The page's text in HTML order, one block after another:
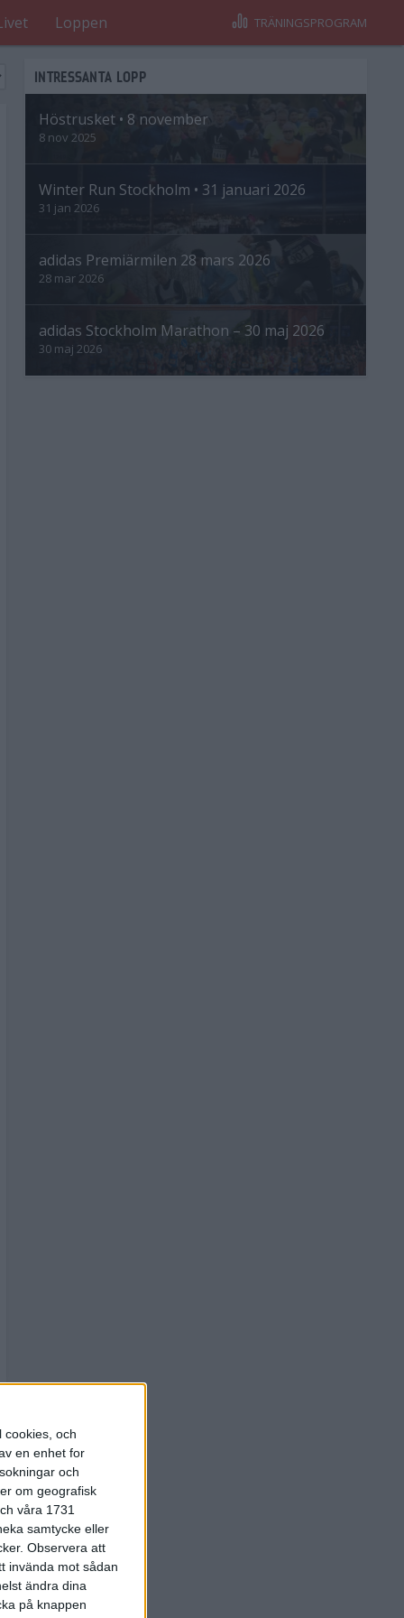
cookies, och
en enhet for
och
om geografisk
våra 1731
samtycke eller
Observera att
invända mot sådan
ändra dina
på knappen
Loppen TRÄNINGSPROGRAM
INTRESSANTA LOPP
Höstrusket • 8 november
8 nov 2025
Winter Run Stockholm • 31 januari 2026
31 jan 2026
adidas Premiärmilen 28 mars 2026
28 mar 2026
adidas Stockholm Marathon – 30 maj 2026
30 maj 2026